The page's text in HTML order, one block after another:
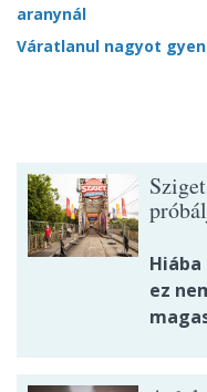
aranynál
Váratlanul nagyot
ez